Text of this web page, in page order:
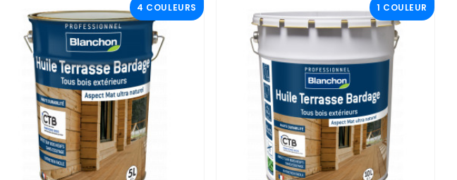
4 COULEURS 1 COULEUR